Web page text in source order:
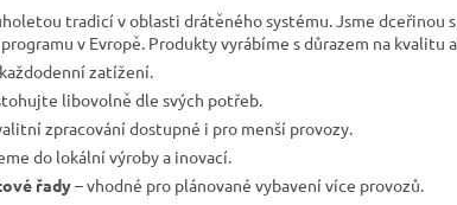
tradicí v oblasti drátěného systému. Jsme dceřinou
v Evropě. Produkty vyrábíme s důrazem na kvalitu
zatížení.
libovolně dle svých potřeb.
zpracování dostupné i pro menší provozy.
do lokální výroby a inovací.
řady– vhodné pro plánované vybavení více provozů.